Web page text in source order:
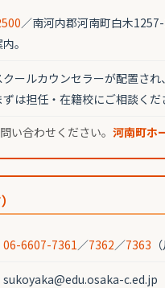
／南河内郡河南町白木
。
ールカウンセラーが配置さ
は担任・在籍校にご相談くだ
い合わせください。 河南町ホ
06-6607-7361 ／7362／7363
sukoyaka@edu.osaka-c.ed.jp